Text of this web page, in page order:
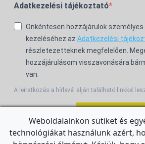
Adatkezelési tájékoztató
Önkéntesen hozzájárulok
kezeléséhez az Adatkezelési
részletezetteknek megfelelően.
hozzájárulásom visszavonására
van.
A leiratkozás a hírlevél alján található linkkel
For the English Newsletter, click
Weboldalainkon sütiket és
technológiákat használunk azért,